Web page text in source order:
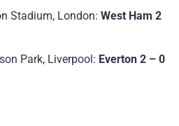
Stadium, London: West Ham 2
Park, Liverpool: Everton 2 – 0